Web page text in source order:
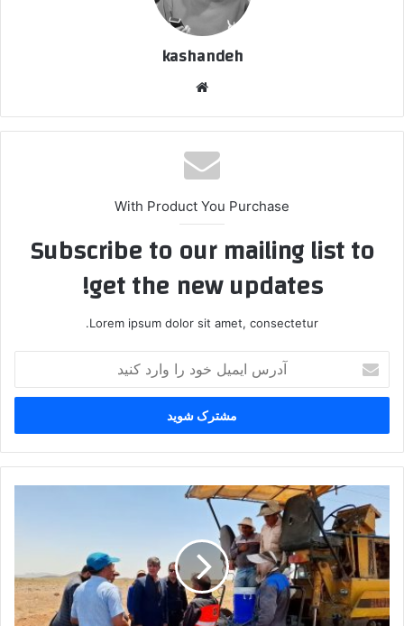
kashandeh
With Product You Purchase
Subscribe to our mailing list to
get the new updates!
Lorem ipsum dolor sit amet, consectetur.
ایمیل
خود
وارد
کنید
فرماندار
ملارد
از
پروژه
آسفالت
بیدگنه–